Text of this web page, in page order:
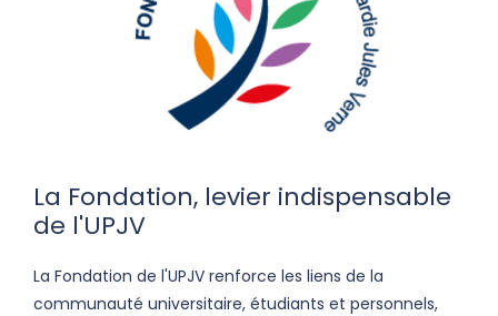
La Fondation, levier indispensable
de l'UPJV
La Fondation de l'UPJV renforce les liens de la
communauté universitaire, étudiants et personnels,